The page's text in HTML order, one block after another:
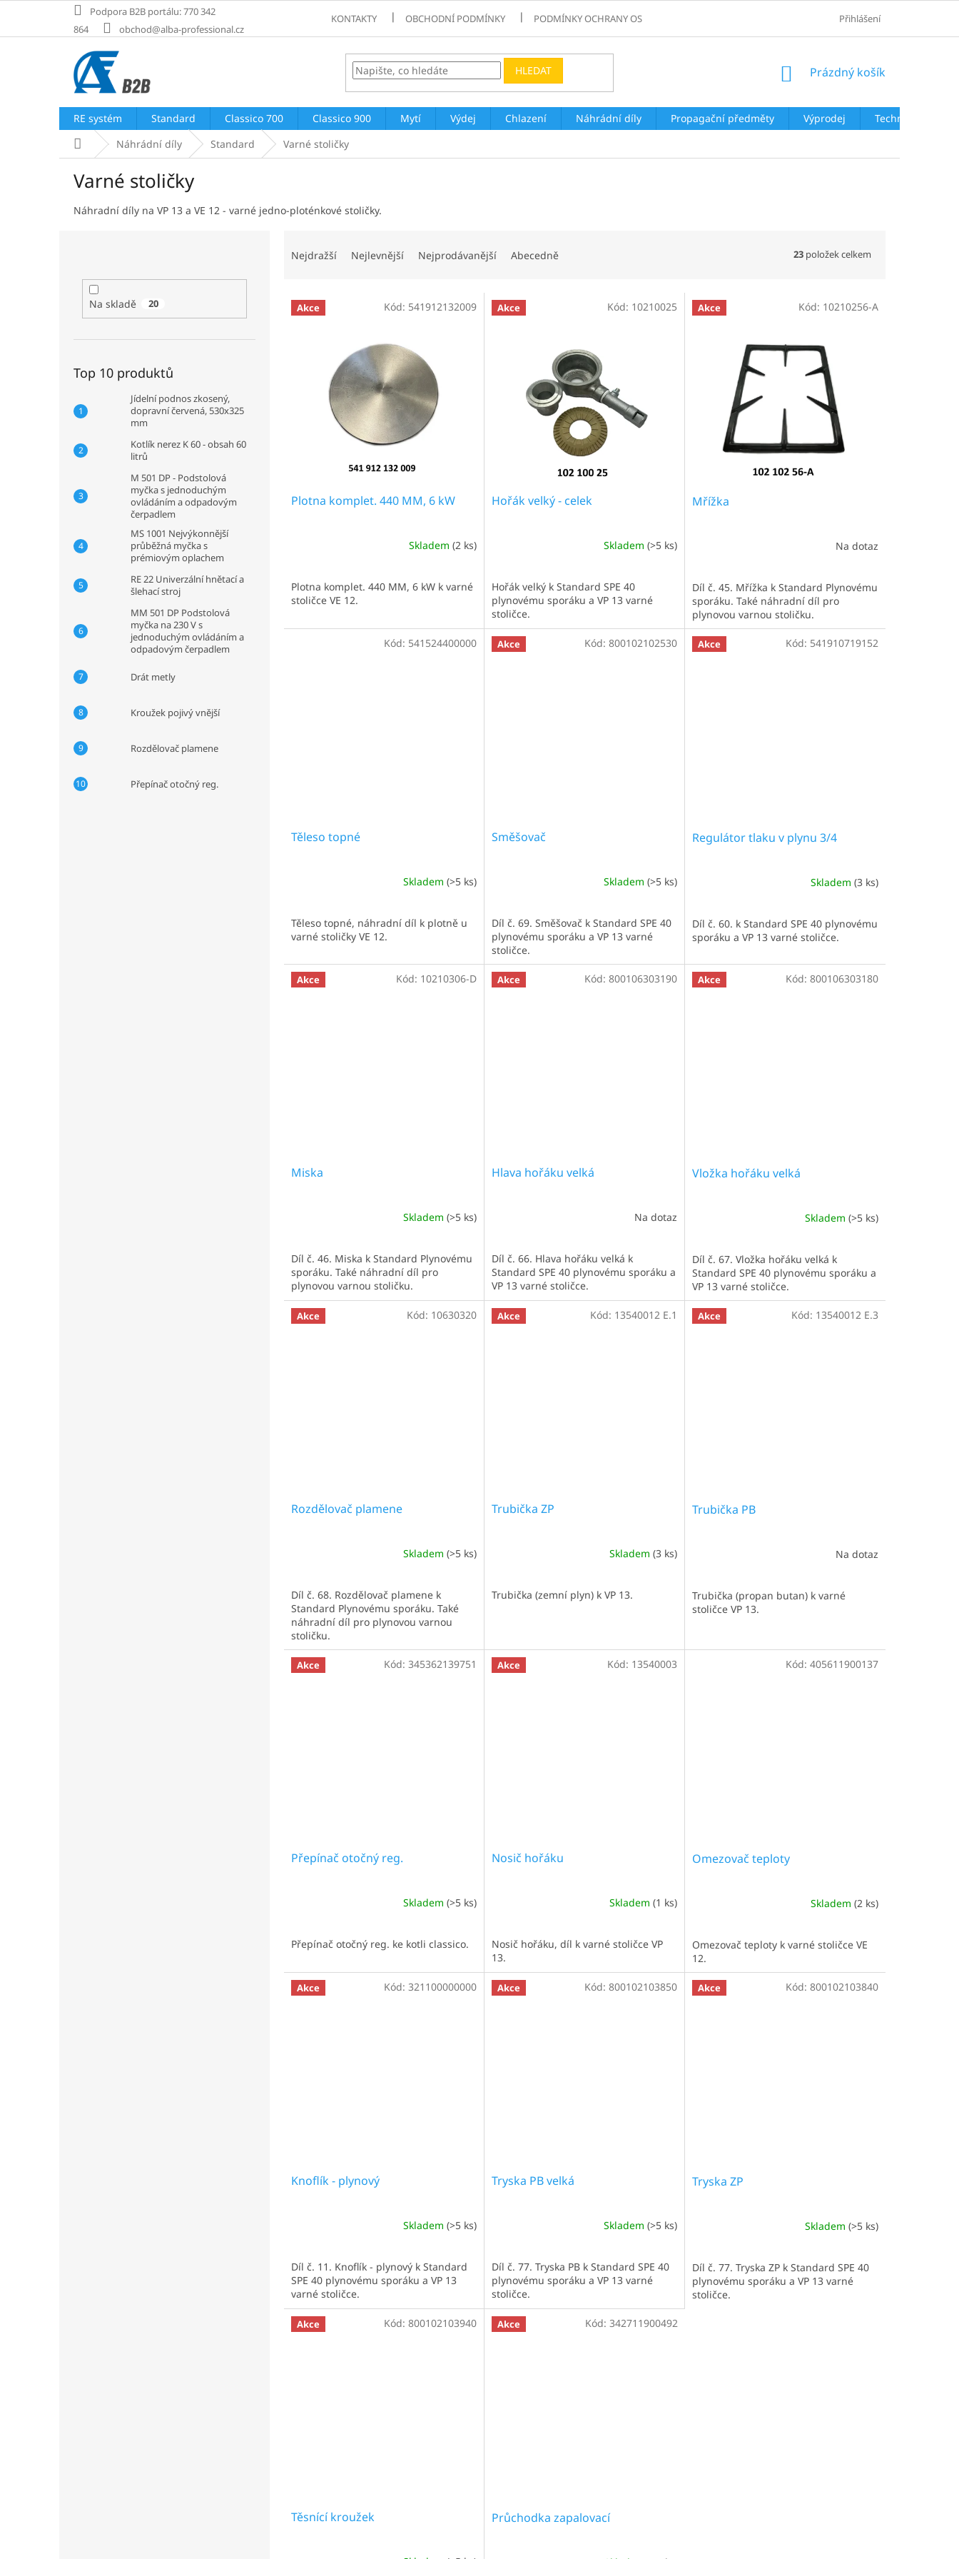
obsah
Podpora B2B portálu: 770 342
864
obchod@alba-professional.cz
KONTAKTY OBCHODNÍ PODMÍNKY PODMÍNKY OCHRANY OSOBNÍCH ÚDAJŮ Přihlášení
HLEDAT
NÁKUPNÍ
Prázdný košík
RE systém Standard Classico 700 Classico 900 Mytí Výdej Chlazení Náhrádní díly Propagační předměty Výprodej
Technologie
Domů Náhrádní díly Standard Varné stoličky
Varné stoličky
Náhradní díly na VP 13 a VE 12 - varné jedno-ploténkové stoličky.
Na skladě 20
Top 10 produktů
Jídelní podnos zkosený,
dopravní červená, 530x325
mm
Kotlík nerez K 60 - obsah 60
litrů
M 501 DP - Podstolová
myčka s jednoduchým
ovládáním a odpadovým
čerpadlem
MS 1001 Nejvýkonnější
průběžná myčka s
prémiovým oplachem
RE 22 Univerzální hnětací a
šlehací stroj
MM 501 DP Podstolová
myčka na 230 V s
jednoduchým ovládáním a
odpadovým čerpadlem
Drát metly
Kroužek pojivý vnější
Rozdělovač plamene
Přepínač otočný reg.
n
Nejdražší Nejlevnější Nejprodávanější Abecedně 23 položek celkem
V Akce
Plotna komplet. 440 MM, 6 kW
Skladem (2 ks)
Plotna komplet. 440 MM, 6 kW k varné
stoličce VE 12.
Kód: 541912132009 Akce
Hořák velký - celek
Skladem (>5 ks)
Hořák velký k Standard SPE 40
plynovému sporáku a VP 13 varné
stoličce.
Kód: 10210025 Akce
Mřížka
Na dotaz
Díl č. 45. Mřížka k Standard Plynovému
sporáku. Také náhradní díl pro
plynovou varnou stoličku.
Kód: 10210256-A
Těleso topné
Skladem (>5 ks)
Těleso topné, náhradní díl k plotně u
varné stoličky VE 12.
Kód: 541524400000 Akce
Směšovač
Skladem (>5 ks)
Díl č. 69. Směšovač k Standard SPE 40
plynovému sporáku a VP 13 varné
stoličce.
Kód: 800102102530 Akce
Regulátor tlaku v plynu 3/4
Skladem (3 ks)
Díl č. 60. k Standard SPE 40 plynovému
sporáku a VP 13 varné stoličce.
Kód: 541910719152
Akce
Miska
Skladem (>5 ks)
Díl č. 46. Miska k Standard Plynovému
sporáku. Také náhradní díl pro
plynovou varnou stoličku.
Kód: 10210306-D Akce
Hlava hořáku velká
Na dotaz
Díl č. 66. Hlava hořáku velká k
Standard SPE 40 plynovému sporáku a
VP 13 varné stoličce.
Kód: 800106303190 Akce
Vložka hořáku velká
Skladem (>5 ks)
Díl č. 67. Vložka hořáku velká k
Standard SPE 40 plynovému sporáku a
VP 13 varné stoličce.
Kód: 800106303180
Akce
Rozdělovač plamene
Skladem (>5 ks)
Díl č. 68. Rozdělovač plamene k
Standard Plynovému sporáku. Také
náhradní díl pro plynovou varnou
stoličku.
Kód: 10630320 Akce
Trubička ZP
Skladem (3 ks)
Trubička (zemní plyn) k VP 13.
Kód: 13540012 E.1 Akce
Trubička PB
Na dotaz
Trubička (propan butan) k varné
stoličce VP 13.
Kód: 13540012 E.3
Akce
Přepínač otočný reg.
Skladem (>5 ks)
Přepínač otočný reg. ke kotli classico.
Kód: 345362139751 Akce
Nosič hořáku
Skladem (1 ks)
Nosič hořáku, díl k varné stoličce VP
13.
Kód: 13540003
Omezovač teploty
Skladem (2 ks)
Omezovač teploty k varné stoličce VE
12.
Kód: 405611900137
Akce
Knoflík - plynový
Skladem (>5 ks)
Díl č. 11. Knoflík - plynový k Standard
SPE 40 plynovému sporáku a VP 13
varné stoličce.
Kód: 321100000000 Akce
Tryska PB velká
Skladem (>5 ks)
Díl č. 77. Tryska PB k Standard SPE 40
plynovému sporáku a VP 13 varné
stoličce.
Kód: 800102103850 Akce
Tryska ZP
Skladem (>5 ks)
Díl č. 77. Tryska ZP k Standard SPE 40
plynovému sporáku a VP 13 varné
stoličce.
Kód: 800102103840
Akce
Těsnící kroužek
Kód: 800102103940 Akce
Průchodka zapalovací
Kód: 342711900492